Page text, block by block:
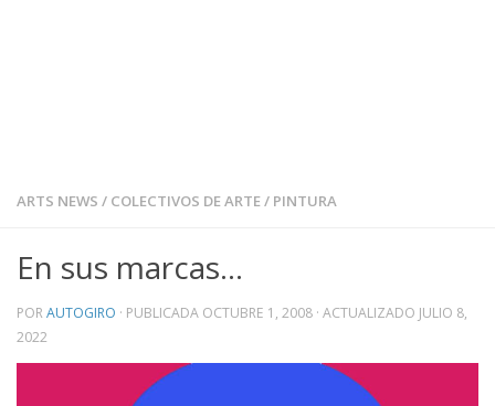
ARTS NEWS / COLECTIVOS DE ARTE/ PINTURA
En sus marcas…
PORAUTOGIRO · PUBLICADA OCTUBRE 1, 2008 · ACTUALIZADO JULIO 8,
2022